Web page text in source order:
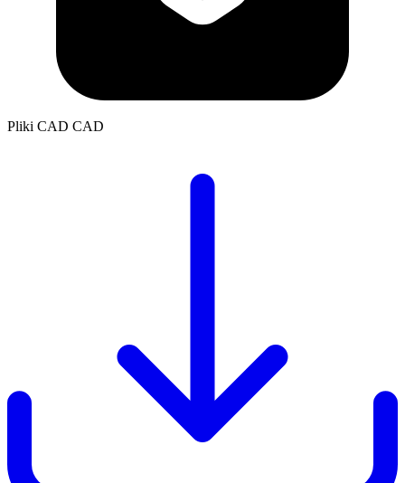
Pliki CAD CAD